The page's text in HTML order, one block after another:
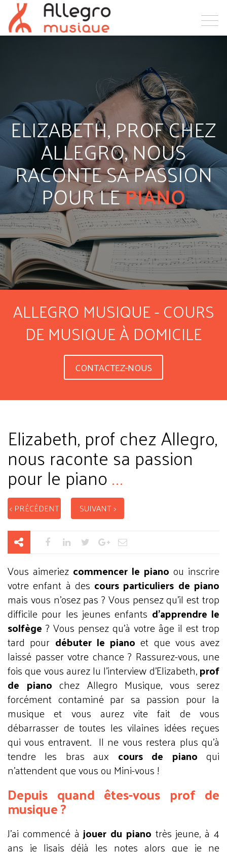
ELIZABETH, PROF CHEZ
ALLEGRO, NOUS
RACONTE SA PASSION
POUR LEPIANO
ALLEGRO MUSIQUE - COURS
DE MUSIQUE À DOMICILE
CONTACTEZ-NOUS
Elizabeth, prof chez Allegro,
nous raconte sa passion
pour le piano...
< PRÉCÉDENT SUIVANT >
Vous aimeriez commencer le piano ou inscrire
votre enfant à des cours particuliers de piano
mais vous n’osez pas ? Vous pensez qu’il est trop
difficile pour les jeunes enfants d’apprendre le
solfège ? Vous pensez qu’à votre âge il est trop
tard pour débuter le piano et que vous avez
laissé passer votre chance ? Rassurez-vous, une
fois que vous aurez lu l’interview d’Elizabeth,prof
de piano chez Allegro Musique, vous serez
forcément contaminé par sa passion pour la
musique et vous aurez vite fait de vous
débarrasser de toutes les vilaines idées reçues
qui vous entravent. Il ne vous restera plus qu’à
tendre les bras aux cours de piano qui
n’attendent que vous ou Mini-vous !
Depuis quand êtes-vous prof de
musique ?
J’ai commencé àjouer du piano très jeune, à 4
ans je lisais déjà les notes alors que je ne